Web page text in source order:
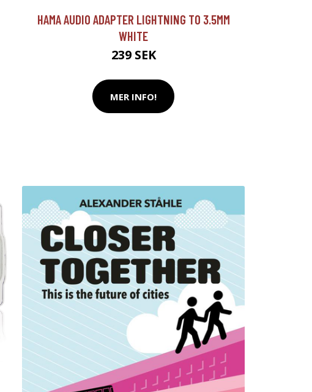
HAMA AUDIO ADAPTER LIGHTNING TO 3.5MM
WHITE
239 SEK
MER INFO!